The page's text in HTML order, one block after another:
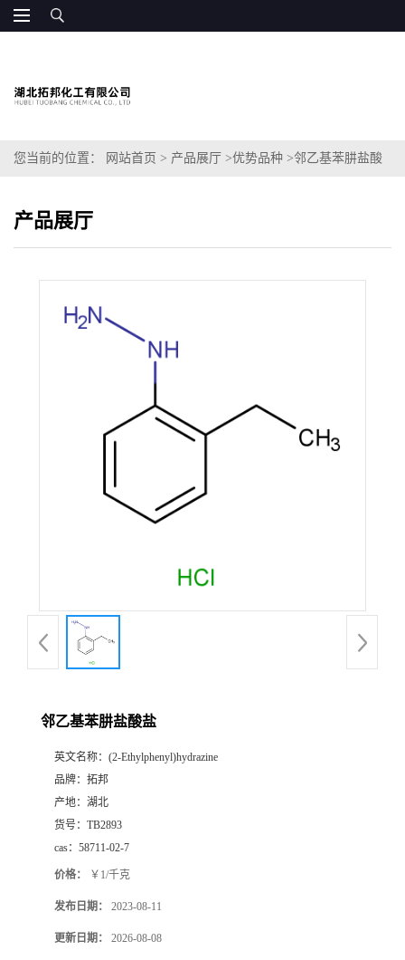
您当前的位置： 网站首页 > 产品展厅 >优势品种 >邻乙基苯肼盐酸
产品展厅
邻乙基苯肼盐酸盐
英文名称： (2-Ethylphenyl)hydrazine
品牌： 拓邦
产地： 湖北
货号： TB2893
cas： 58711-02-7
价格： ￥1/千克
发布日期： 2023-08-11
更新日期： 2026-08-08